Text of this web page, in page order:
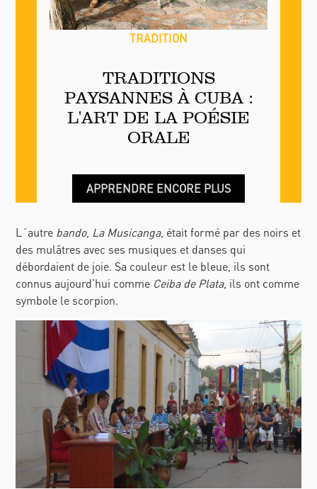
TRADITION
TRADITIONS
PAYSANNES À CUBA :
L'ART DE LA POÉSIE
ORALE
APPRENDRE ENCORE PLUS
L´autre bando, La Musicanga, était formé par des noirs et
des mulâtres avec ses musiques et danses qui
débordaient de joie. Sa couleur est le bleue, ils sont
connus aujourd’hui comme Ceiba de Plata, ils ont comme
symbole le scorpion.